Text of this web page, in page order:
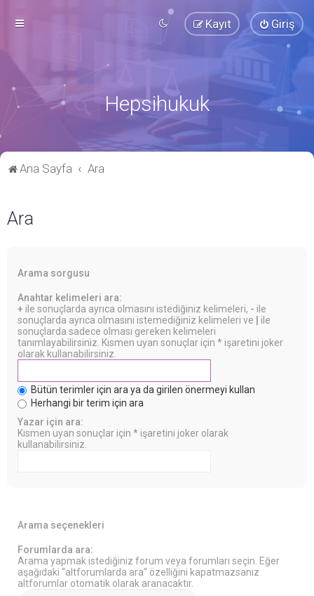
Giriş
Kayıt
Hepsihukuk
Ana Sayfa Ara
Ara
Arama sorgusu
Anahtar kelimeleri ara:
+ ile sonuçlarda ayrıca olmasını istediğiniz kelimeleri, - ile
sonuçlarda ayrıca olmasını istemediğiniz kelimeleri ve
ile
sonuçlarda sadece olması gereken kelimeleri
tanımlayabilirsiniz. Kısmen uyan sonuçlar için * işaretini joker
olarak kullanabilirsiniz.
Bütün terimler için ara ya da girilen önermeyi kullan
Herhangi bir terim için ara
Yazar için ara:
Kısmen uyan sonuçlar için * işaretini joker olarak
kullanabilirsiniz.
Arama seçenekleri
Forumlarda ara:
Arama yapmak istediğiniz forum veya forumları seçin. Eğer
aşağıdaki “altforumlarda ara“ özelliğini kapatmazsanız
altforumlar otomatik olarak aranacaktır.